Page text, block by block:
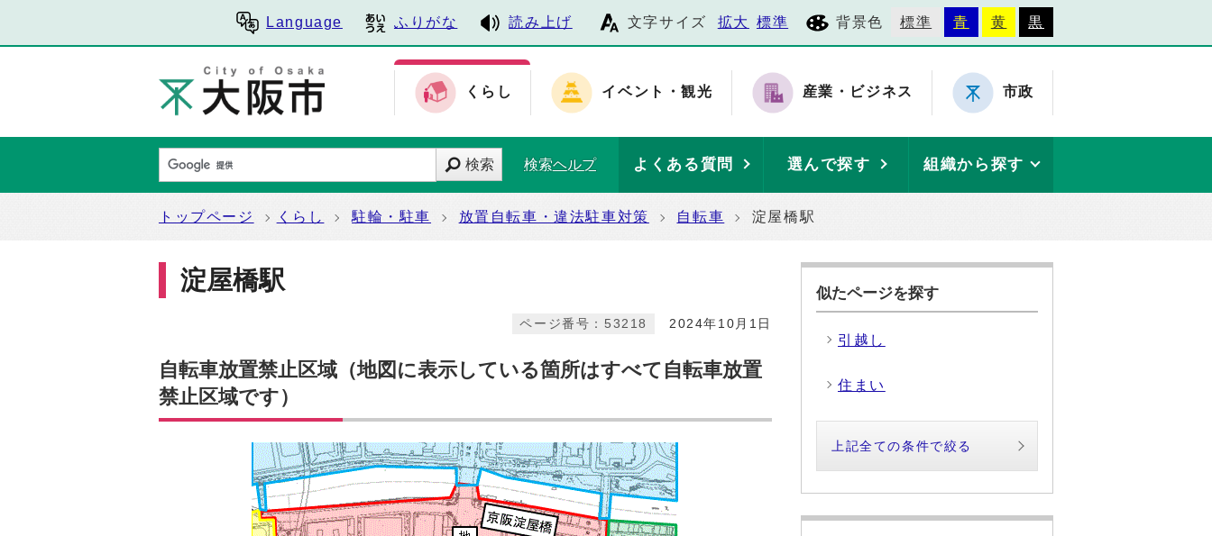
Language ふりがな 読み上げ 文字サイズ 拡大 標準 背景色 標準 青 黄 黒
くらし イベント・観光 産業・ビジネス 市政
検索 検索ヘルプ よくある質問 選んで探す 組織から探す
トップページ くらし 駐輪・駐車 放置自転車・違法駐車対策 自転車 淀屋橋駅
淀屋橋駅
2024年10月1日
ページ番号：53218
自転車放置禁止区域（地図に表示している箇所はすべて自転車放置
禁止区域です）
似たページを探す
引越し
住まい
上記全ての条件で絞る